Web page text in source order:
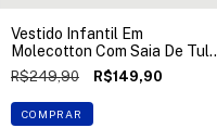
Vestido Infantil Em
Molecotton Com Saia De Tule
Up Baby
R$249,90 R$149,90
COMPRAR